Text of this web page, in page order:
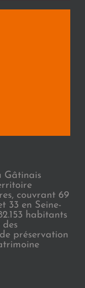
Gâtinais
couvrant 69
33 en Seine-
habitants
préservation